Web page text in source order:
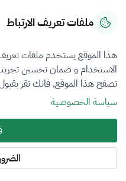
رقم الترخيص
التصنيف
الكل
فرع التقييم
المعادن الثمينة والاحجار الكريمة
ملفات تعريف الارتباط
هذا الموقع يستخدم ملفات
الاستخدام و ضمان تحسين
تصفح هذا الموقع, فانك تقر
سياسة الخصوصية